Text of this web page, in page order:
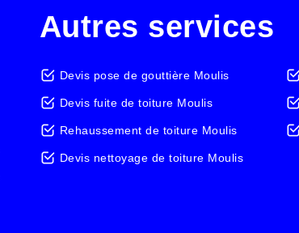
Autres services
Devis pose de gouttière Moulis
Devis fuite de toiture Moulis
Rehaussement de toiture Moulis
Devis nettoyage de toiture Moulis